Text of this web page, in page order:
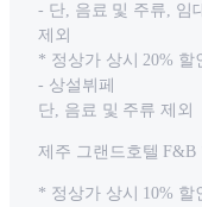
- 단, 음료 및 주류, 임
제외
* 정상가 상시 20% 할
- 상설뷔페
단, 음료 및 주류 제외
제주 그랜드호텔 F&B
* 정상가 상시 10% 할